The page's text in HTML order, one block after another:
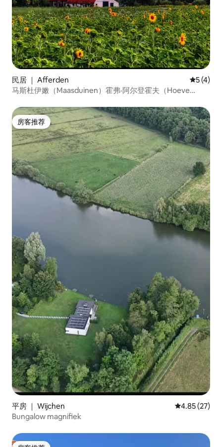
民居 ｜ Afferden 平均评分
5 (4)
马斯杜伊嫩（Maasduinen）霍弗·阿尔登霍夫（Hoeve
房客推荐
房客推荐
平房 ｜ Wijchen 平均评分
4.85 (27)
Bungalow magnifiek